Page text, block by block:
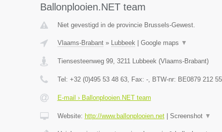
Ballonplooien.NET team
Niet gevestigd in de provincie Brussels-Gewest.
Vlaams-Brabant» Lubbeek| Google maps ▼
Tiensesteenweg 99, 3211 Lubbeek(Vlaams-Brabant)
Tel: +32 (0)495 53 48 63, Fax: -, BTW-nr: BE0879 212
E-mail › Ballonplooien.NET team
Website: http://www.ballonplooien.net| Screenshot ▼